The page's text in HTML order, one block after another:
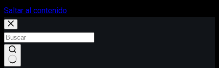
Saltar al contenido